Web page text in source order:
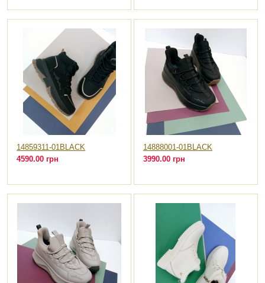
14859311-01BLACK
4590.00 грн
14888001-01BLACK
3990.00 грн